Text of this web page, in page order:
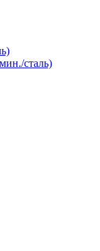
сталь)